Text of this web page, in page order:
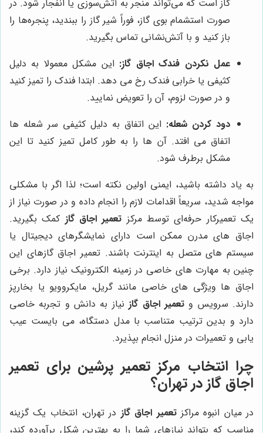
گاز است که می‌تواند منجر به آتش‌سوزی یا انفجار شود. در
صورت استشمام بوی گاز، فوراً شیر گاز را ببندید، پنجره‌ها را
باز کنید و با آتش‌نشانی تماس بگیرید.
عمل نکردن فندک اجاق گاز: این مشکل معمولا به دلیل
کثیفی یا خرابی فندک رخ می دهد. ابتدا فندک را تمیز کنید
و در صورت لزوم، آن را تعویض نمایید.
دود کردن شعله: این اتفاق به دلیل کثیفی سر شعله ها
اتفاق می افتد. آن ها را به طور کامل تمیز کنید تا این
مشکل برطرف شود.
به یاد داشته باشید، ایمنی اولین نکته است؛ لذا اگر با مشکلی
مواجه شدید، سریعاً اقدامات لازم را انجام داده و در صورت نیاز از
یک تعمیرکار حرفه‌ای توسط مرکز تعمیر اجاق گاز کمک بگیرید.
اجاق های مدرن ممکن است دارای نمایشگرهای دیجیتال یا
سیستم های متصل به اینترنت باشند. تعمیر اجاق گازهای این
چنین به مهارت های خاصی در زمینه الکترونیک نیاز دارد. برخی
اجاق ها ویژگی های خاصی مانند گریل، مایکروویو یا بخارپز
دارند. سرویس وتعمیر اجاق گاز نیاز به دانش و تجربه خاصی
دارد و بدین ترتیب متناسب با مدل دستگاه، می بایست عیب
یابی و تعمیرات در منزل انجام بپذیرد.
چرا انتخاب مرکز تعمیر پرشین برای تعمیر
اجاق گاز در تهران؟
در میان انبوه مراکزتعمیر اجاق گاز در تهران، انتخاب یک گزینه
مناسب که بتواند نیازهای شما را به بهترین شکل برآورده کند،